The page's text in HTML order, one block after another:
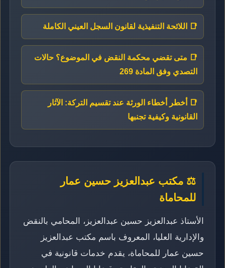
📑 اللائحة التنفيذية لقانون السجل العيني الكاملة
📑 متى تقضي محكمة النقض في الموضوع؟ حالات
التصدي وفق المادة 269
📑 أخطر أخطاء الورثة عند تقسيم التركة: الآثار
القانونية وكيفية تجنبها
⚖️ مكتب عبدالعزيز حسين عمار
للمحاماة
الأستاذ عبدالعزيز حسين عبدالعزيز، المحامي بالنقض
والإدارية العليا، المعروف باسم مكتب عبدالعزيز
حسين عمار للمحاماة، يقدم خدمات قانونية في